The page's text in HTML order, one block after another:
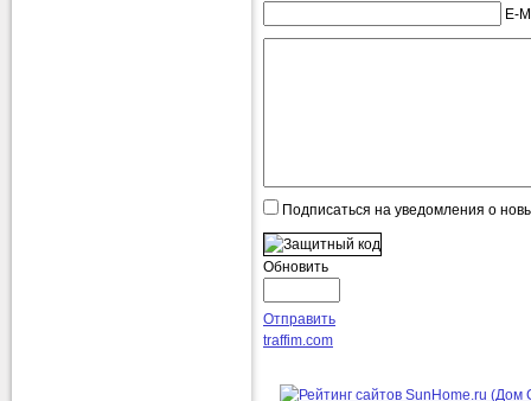
E-
Подписаться на уведомления о
Обновить
Отправить
traffim.com